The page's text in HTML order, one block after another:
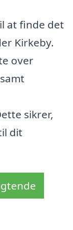
at finde det
Kirkeby.
over
sikrer,
dit